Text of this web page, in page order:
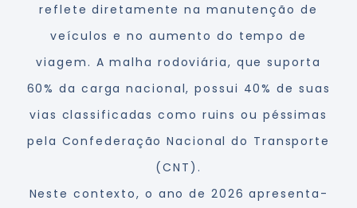
reflete diretamente na manutenção de
veículos e no aumento do tempo de
viagem. A malha rodoviária, que suporta
60% da carga nacional, possui 40% de suas
vias classificadas como ruins ou péssimas
pela Confederação Nacional do Transporte
(CNT).
Neste contexto, o ano de 2026 apresenta-